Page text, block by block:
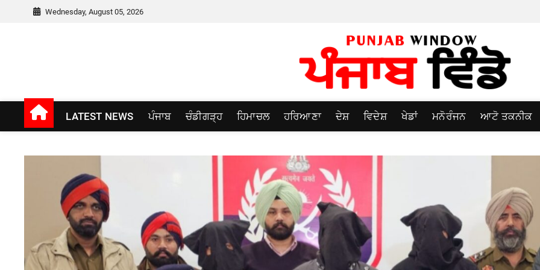
Wednesday, August 05, 2026
Punjab window
LATEST NEWS ਪੰਜਾਬ ਚੰਡੀਗੜ੍ਹ ਹਿਮਾਚਲ ਹਰਿਆਣਾ ਦੇਸ਼ ਵਿਦੇਸ਼ ਖੇਡਾਂ ਮਨੋਰੰਜਨ ਆਟੋ ਤਕਨੀਕ